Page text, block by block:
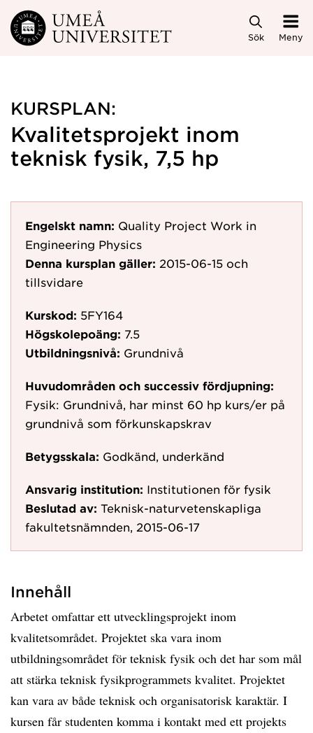
Hoppa direkt till innehållet
Sök Meny
KURSPLAN:
Kvalitetsprojekt inom
teknisk fysik, 7,5 hp
Engelskt namn: Quality Project Work in
Engineering Physics
Denna kursplan gäller: 2015-06-15 och
tillsvidare
Kurskod: 5FY164
Högskolepoäng: 7.5
Utbildningsnivå: Grundnivå
Huvudområden och successiv fördjupning:
Fysik: Grundnivå, har minst 60 hp kurs/er på
grundnivå som förkunskapskrav
Betygsskala: Godkänd, underkänd
Ansvarig institution: Institutionen för fysik
Beslutad av: Teknisk-naturvetenskapliga
fakultetsnämnden, 2015-06-17
Innehåll
Arbetet omfattar ett utvecklingsprojekt inom
kvalitetsområdet. Projektet ska vara inom
utbildningsområdet för teknisk fysik och det har som mål
att stärka teknisk fysikprogrammets kvalitet. Projektet
kan vara av både teknisk och organisatorisk karaktär. I
kursen får studenten komma i kontakt med ett projekts